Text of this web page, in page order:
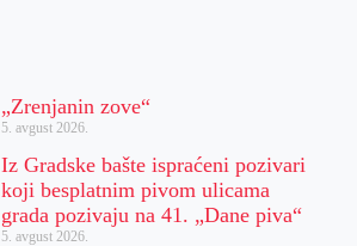
„Zrenjanin zove“
5. avgust 2026.
Iz Gradske bašte ispraćeni pozivari
koji besplatnim pivom ulicama
grada pozivaju na 41. „Dane piva“
5. avgust 2026.